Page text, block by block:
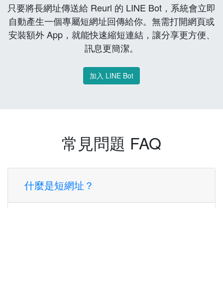
只要將長網址傳送給 Reurl 的 LINE Bot，系統會立即
自動產生一個專屬短網址回傳給你。無需打開網頁或
安裝額外 App，就能快速縮短連結，讓分享更方便、
訊息更簡潔。
加入 LINE Bot
常見問題 FAQ
什麼是短網址？